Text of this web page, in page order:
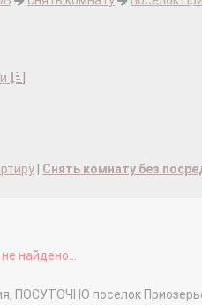
Снять комнату без
найдено...
ПОСУТОЧНО поселок